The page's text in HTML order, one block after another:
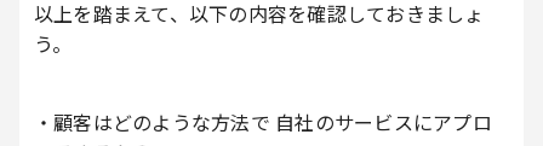
以上を踏まえて、以下の内容を確認しておきましょ
う。
・顧客はどのような方法で 自社のサービスにアプロ